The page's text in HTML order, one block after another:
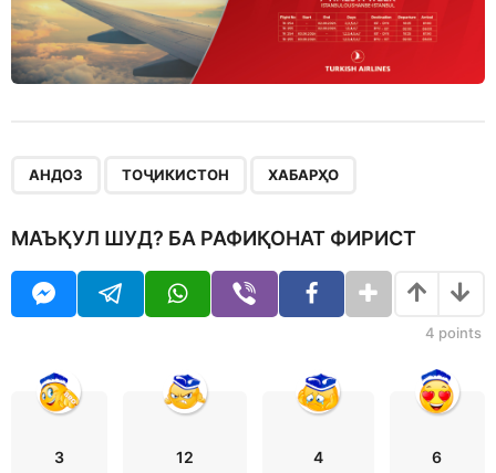
АНДОЗ ТОҶИКИСТОН ХАБАРҲО
МАЪҚУЛ ШУД? БА РАФИҚОНАТ ФИРИСТ
4 points
3 12 4 6